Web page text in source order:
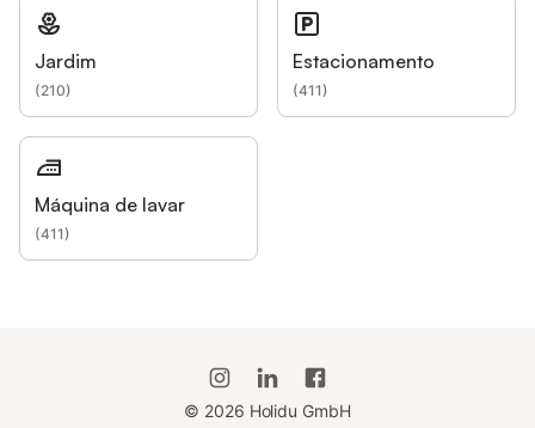
Jardim
(210)
Estacionamento
(411)
Máquina de lavar
(411)
© 2026 Holidu GmbH